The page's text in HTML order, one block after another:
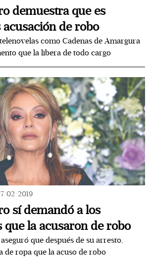
demuestra que es
de robo
como Cadenas de Amargura
que la libera de todo cargo
02/2019
sí demandó a los
que la acusaron de robo
que después de su arresto,
de ropa que la acuso de robo